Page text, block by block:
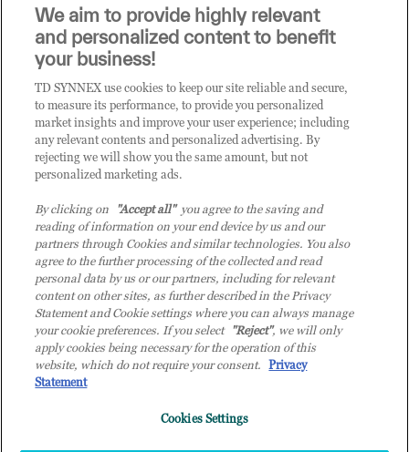
Sei un rivenditore di tecnologia e desideri acquistare
i prodotti o le soluzioni trattate sul blog?
CLICCA QUI E DIVENTA
CLIENTE TD SYNNEX
© 2026 TD SYNNEX Italy S.r.l. - Sede legale: via Luigi Russolo 9, 20138 Milano
(MI) - Numero di iscrizione al Registro delle Imprese di Milano e Codice Fiscale:
07092780159 - P.IVA: 07092780159 - Eur 12.569.000,00 i.v - TD SYNNEX e TD
in altri Paesi. Società a socio unico soggetta all’attività di direzione e coordinamento
We aim to provide highly relevant
and personalized content to benefit
your business!
TD SYNNEX use cookies to keep our site reliable and secure,
to measure its performance, to provide you personalized
market insights and improve your user experience; including
any relevant contents and personalized advertising. By
rejecting we will show you the same amount, but not
personalized marketing ads.
By clicking on "Accept all"you agree to the saving and
reading of information on your end device by us and our
partners through Cookies and similar technologies. You also
agree to the further processing of the collected and read
personal data by us or our partners, including for relevant
content on other sites, as further described in the Privacy
Statement and Cookie settings where you can always manage
your cookie preferences. If you select "Reject", we will only
apply cookies being necessary for the operation of this
website, which do not require your consent. Privacy
Statement
Cookies Settings